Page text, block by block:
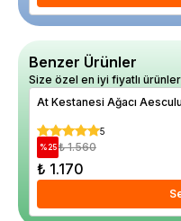
Benzer Ürünler
Size özel en iyi fiyatlı
At Kestanesi Ağacı
5
%25 ₺ 1.560
₺ 1.170